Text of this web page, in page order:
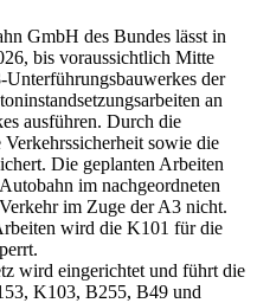
GmbH des Bundes lässt in
bis voraussichtlich Mitte
der
an
ausführen. Durch die
sowie die
Die geplanten Arbeiten
im nachgeordneten
im Zuge der A3 nicht.
wird die K101 für die
wird eingerichtet und führt die
K103, B255, B49 und